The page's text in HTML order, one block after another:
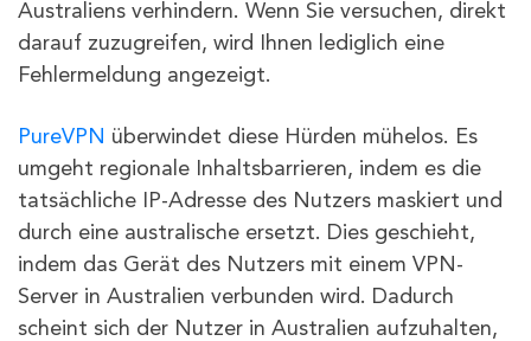
Australiens verhindern. Wenn Sie versuchen, direkt
darauf zuzugreifen, wird Ihnen lediglich eine
Fehlermeldung angezeigt.
PureVPN überwindet diese Hürden mühelos. Es
umgeht regionale Inhaltsbarrieren, indem es die
tatsächliche IP-Adresse des Nutzers maskiert und
durch eine australische ersetzt. Dies geschieht,
indem das Gerät des Nutzers mit einem VPN-
Server in Australien verbunden wird. Dadurch
scheint sich der Nutzer in Australien aufzuhalten,